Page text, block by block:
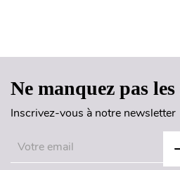
Ne manquez pas
Inscrivez-vous à notre newsletter